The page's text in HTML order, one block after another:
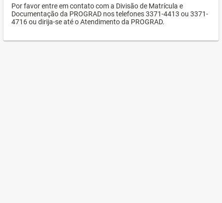
Por favor entre em contato com a Divisão de Matrícula e
Documentação da PROGRAD nos telefones 3371-4413 ou 3371-
4716 ou dirija-se até o Atendimento da PROGRAD.